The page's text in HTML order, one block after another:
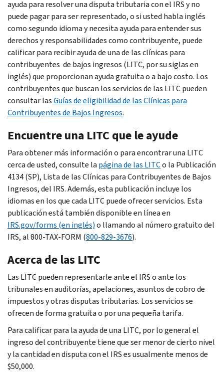
ayuda para resolver una disputa tributaria con el IRS y no
puede pagar para ser representado, o si usted habla inglés
como segundo idioma y necesita ayuda para entender sus
derechos y responsabilidades como contribuyente, puede
calificar para recibir ayuda de una de las clínicas para
contribuyentes de bajos ingresos (LITC, por su siglas en
inglés) que proporcionan ayuda gratuita o a bajo costo. Los
contribuyentes que buscan los servicios de las LITC pueden
consultar lasGuías de eligibilidad de las Clínicas para
Contribuyentes de Bajos Ingresos.
Encuentre una LITC que le ayude
Para obtener más información o para encontrar una LITC
cerca de usted, consulte la página de las LITCo la Publicación
4134 (SP), Lista de las Clínicas para Contribuyentes de Bajos
Ingresos, del IRS. Además, esta publicación incluye los
idiomas en los que cada LITC puede ofrecer servicios. Esta
publicación está también disponible en línea en
IRS.gov/forms (en inglés)o llamando al número gratuito del
IRS, al 800-TAX-FORM (800-829-3676).
Acerca de las LITC
Las LITC pueden representarle ante el IRS o ante los
tribunales en auditorías, apelaciones, asuntos de cobro de
impuestos y otras disputas tributarias. Los servicios se
ofrecen de forma gratuita o por una pequeña tarifa.
Para calificar para la ayuda de una LITC, por lo general el
ingreso del contribuyente tiene que ser menor de cierto nivel
y la cantidad en disputa con el IRS es usualmente menos de
$50,000.